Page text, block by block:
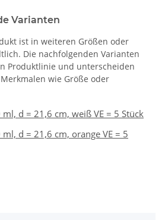
Varianten
ist in weiteren Größen oder
Die nachfolgenden Varianten
Produktlinie und unterscheiden
wie Größe oder
d = 21,6 cm, weiß VE = 5 Stück
d = 21,6 cm, orange VE = 5